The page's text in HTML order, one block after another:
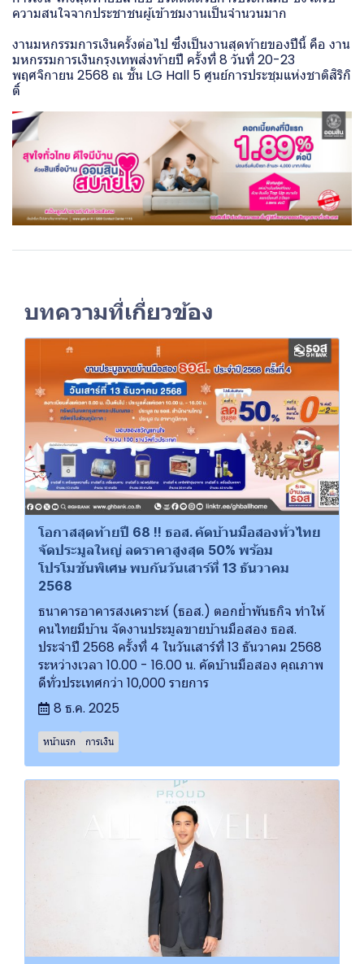
ความสนใจจากประชาชนผู้เข้าชมงานเป็นจำนวนมาก
งานมหกรรมการเงินครั้งต่อไป ซึ่งเป็นงานสุดท้ายของปีนี้ คือ งาน
มหกรรมการเงินกรุงเทพส่งท้ายปี ครั้งที่ 8 วันที่ 20-23
พฤศจิกายน 2568 ณ ชั้น LG Hall 5 ศูนย์การประชุมแห่งชาติสิริกิ
ติ์
บทความที่เกี่ยวข้อง
โอกาสสุดท้ายปี 68 !! ธอส. คัดบ้านมือสองทั่วไทย
จัดประมูลใหญ่ ลดราคาสูงสุด 50% พร้อม
โปรโมชันพิเศษ พบกันวันเสาร์ที่ 13 ธันวาคม
2568
ธนาคารอาคารสงเคราะห์ (ธอส.) ตอกย้ำพันธกิจ ทำให้
คนไทยมีบ้าน จัดงานประมูลขายบ้านมือสอง ธอส.
ประจำปี 2568 ครั้งที่ 4 ในวันเสาร์ที่ 13 ธันวาคม 2568
ระหว่างเวลา 10.00 - 16.00 น. คัดบ้านมือสอง คุณภาพ
ดีทั่วประเทศกว่า 10,000 รายการ
8 ธ.ค. 2025
หน้าแรก การเงิน